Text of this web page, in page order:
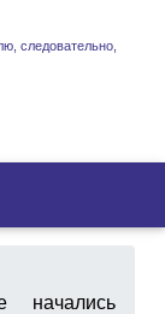
следовательно,
начались